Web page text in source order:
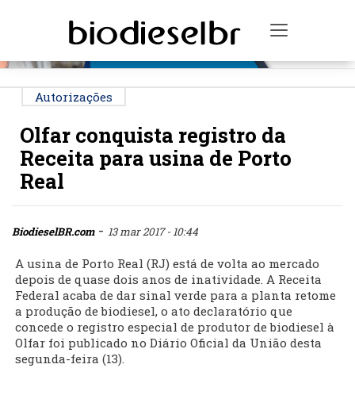
Toggle
Autorizações
Olfar conquista registro da
Receita para usina de Porto
Real
BiodieselBR.com- 13 mar 2017 - 10:44
A usina de Porto Real (RJ) está de volta ao mercado
depois de quase dois anos de inatividade. A Receita
Federal acaba de dar sinal verde para a planta retome
a produção de biodiesel, o ato declaratório que
concede o registro especial de produtor de biodiesel à
Olfar foi publicado no Diário Oficial da União desta
segunda-feira (13).